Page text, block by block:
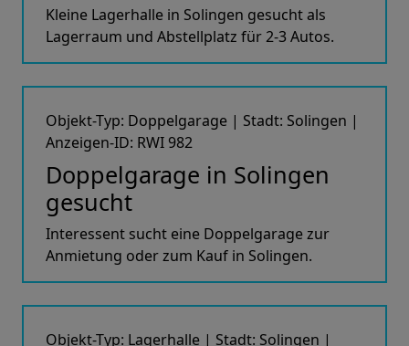
Kleine Lagerhalle in Solingen gesucht als
Lagerraum und Abstellplatz für 2-3 Autos.
Objekt-Typ: Doppelgarage | Stadt: Solingen |
Anzeigen-ID: RWI 982
Doppelgarage in Solingen
gesucht
Interessent sucht eine Doppelgarage zur
Anmietung oder zum Kauf in Solingen.
Objekt-Typ: Lagerhalle | Stadt: Solingen |